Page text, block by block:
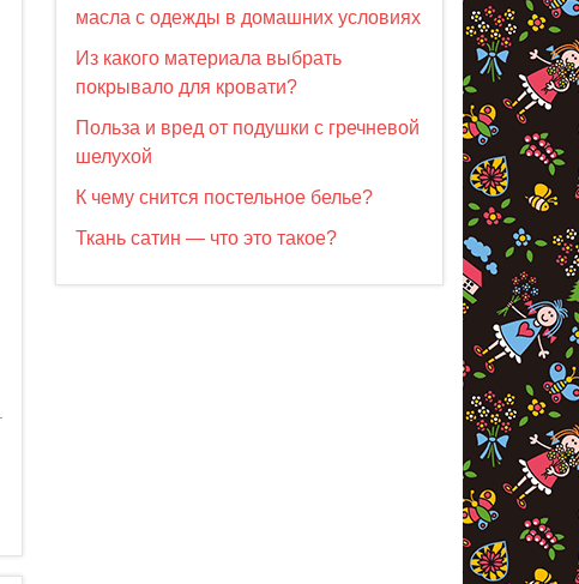
масла с одежды в домашних условиях
Из какого материала выбрать
покрывало для кровати?
Польза и вред от подушки с гречневой
шелухой
К чему снится постельное белье?
Ткань сатин — что это такое?